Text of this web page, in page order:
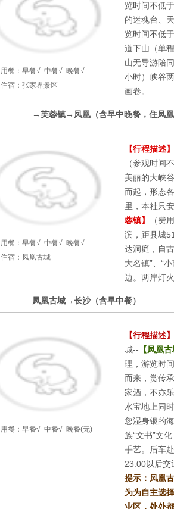
用餐： 早餐√ 中餐√ 晚餐√
住宿：张家界景区
览时间不低
的迷魂台、
览时间不低
道下山（单
山无导游陪
小时）峡谷
画卷。
→芙蓉镇→凤凰（含早中晚餐，住凤凰
用餐： 早餐√ 中餐√ 晚餐√
住宿：凤凰古城
【行程描述
（参观时间
美丽的大峡
而起，形态
里，本社只
蓉镇】
（费
滨，距县城
达洞庭，自
大名镇”、“
边。两岸灯
凤凰古城→长沙（含早中餐）
用餐： 早餐√ 中餐√ 晚餐(无)
【行程描述
城-- 【凤凰古
理，游览时
而来，赏传
家酒，不亦
水宝地上同
您湿身银的
族“文书”文
手艺。后车
23:00以后交
提示：凤凰
为为自主选
业区，处处